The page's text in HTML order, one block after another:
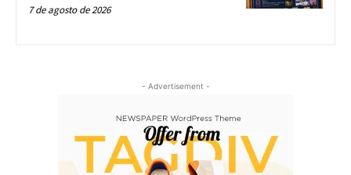
7 de agosto de 2026
- Advertisement -